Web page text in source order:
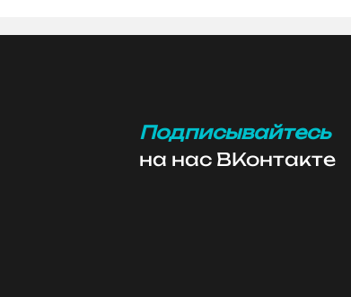
Подписывайтесь
на нас ВКонтакте